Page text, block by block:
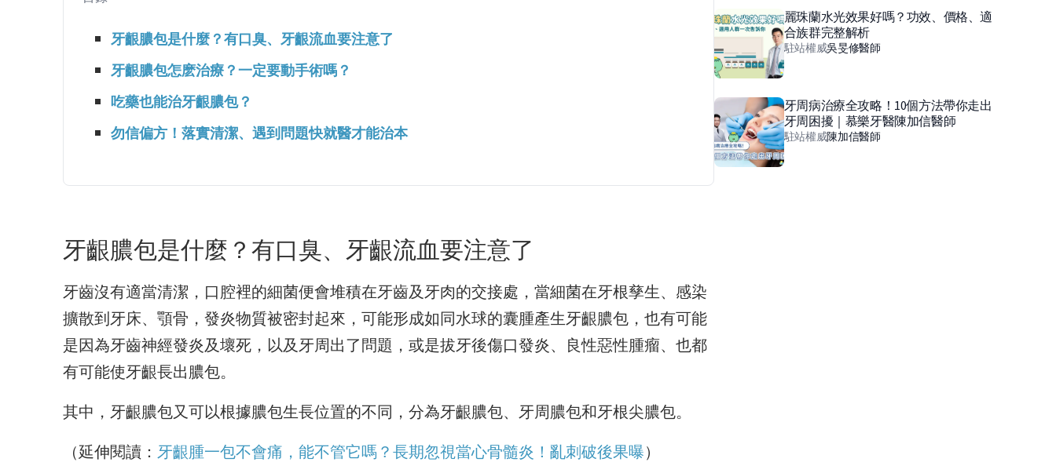
牙齦膿包是什麼？有口臭、牙齦流血要注意了
牙齦膿包怎麽治療？一定要動手術嗎？
吃藥也能治牙齦膿包？
勿信偏方！落實清潔、遇到問題快就醫才能治本
牙齦膿包是什麼？有口臭、牙齦流血要注意了
牙齒沒有適當清潔，口腔裡的細菌便會堆積在牙齒及牙肉的交接處，當細菌在牙根孳生、感染
擴散到牙床、顎骨，發炎物質被密封起來，可能形成如同水球的囊腫產生牙齦膿包，也有可能
是因為牙齒神經發炎及壞死，以及牙周出了問題，或是拔牙後傷口發炎、良性惡性腫瘤、也都
有可能使牙齦長出膿包。
其中，牙齦膿包又可以根據膿包生長位置的不同，分為牙齦膿包、牙周膿包和牙根尖膿包。
（延伸閱讀： 牙齦腫一包不會痛，能不管它嗎？長期忽視當心骨髓炎！亂刺破後果曝）
麗珠蘭水光效果好嗎？功效、價格、適
合族群完整解析
駐站權威吳旻修醫師
牙周病治療全攻略！10個方法帶你走出
牙周困擾｜慕樂牙醫陳加信醫師
駐站權威陳加信醫師